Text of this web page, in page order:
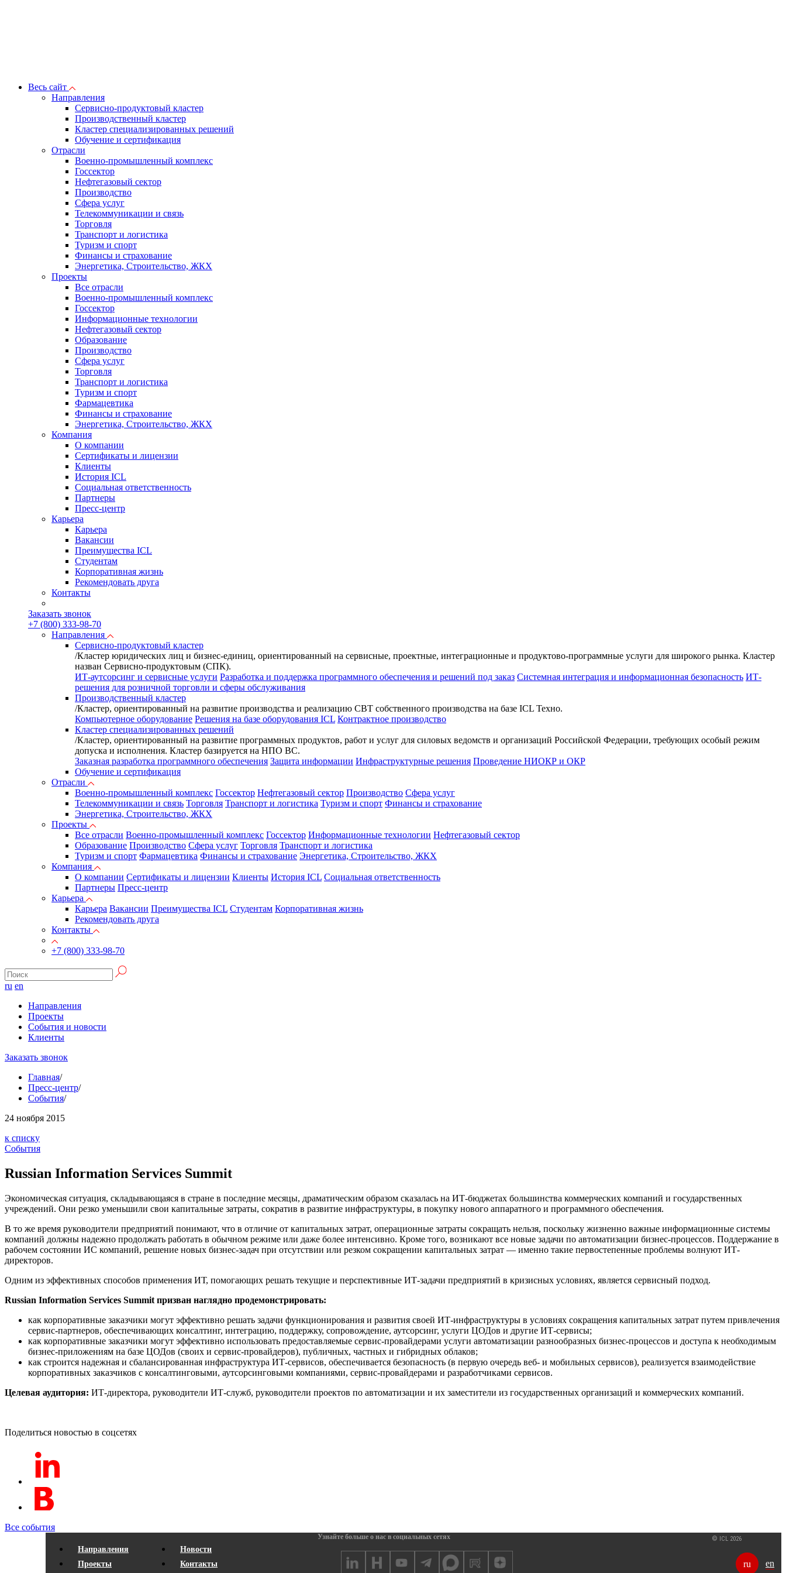
Весь сайт
Направления
Сервисно-продуктовый кластер
Производственный кластер
Кластер специализированных решений
Обучение и сертификация
Отрасли
Военно-промышленный комплекс
Госсектор
Нефтегазовый сектор
Производство
Сфера услуг
Телекоммуникации и связь
Торговля
Транспорт и логистика
Туризм и спорт
Финансы и страхование
Энергетика, Строительство, ЖКХ
Проекты
Все отрасли
Военно-промышленный комплекс
Госсектор
Информационные технологии
Нефтегазовый сектор
Образование
Производство
Сфера услуг
Торговля
Транспорт и логистика
Туризм и спорт
Фармацевтика
Финансы и страхование
Энергетика, Строительство, ЖКХ
Компания
О компании
Сертификаты и лицензии
Клиенты
История ICL
Социальная ответственность
Партнеры
Пресс-центр
Карьера
Карьера
Вакансии
Преимущества ICL
Студентам
Корпоративная жизнь
Рекомендовать друга
Контакты
Заказать звонок
+7 (800) 333-98-70
Направления
Сервисно-продуктовый кластер
/Кластер юридических лиц и бизнес-единиц, ориентированный на сервисные, проектные, интеграционные и продуктово-программные услуги для широкого рынка. Кластер
назван Сервисно-продуктовым (СПК).
ИТ-аутсорсинг и сервисные услуги Разработка и поддержка программного обеспечения и решений под заказ Системная интеграция и информационная безопасность ИТ-
решения для розничной торговли и сферы обслуживания
Производственный кластер
/Кластер, ориентированный на развитие производства и реализацию СВТ собственного производства на базе ICL Техно.
Компьютерное оборудование Решения на базе оборудования ICL Контрактное производство
Кластер специализированных решений
/Кластер, ориентированный на развитие программных продуктов, работ и услуг для силовых ведомств и организаций Российской Федерации, требующих особый режим
допуска и исполнения. Кластер базируется на НПО ВС.
Заказная разработка программного обеспечения Защита информации Инфраструктурные решения Проведение НИОКР и ОКР
Обучение и сертификация
Отрасли
Военно-промышленный комплекс Госсектор Нефтегазовый сектор Производство Сфера услуг
Телекоммуникации и связь Торговля Транспорт и логистика Туризм и спорт Финансы и страхование
Энергетика, Строительство, ЖКХ
Проекты
Все отрасли Военно-промышленный комплекс Госсектор Информационные технологии Нефтегазовый сектор
Образование Производство Сфера услуг Торговля Транспорт и логистика
Туризм и спорт Фармацевтика Финансы и страхование Энергетика, Строительство, ЖКХ
Компания
О компании Сертификаты и лицензии Клиенты История ICL Социальная ответственность
Партнеры Пресс-центр
Карьера
Карьера Вакансии Преимущества ICL Студентам Корпоративная жизнь
Рекомендовать друга
Контакты
+7 (800) 333-98-70
ru en
Направления
Проекты
События и новости
Клиенты
Заказать звонок
Главная/
Пресс-центр/
События/
24 ноября 2015
к списку
События
Russian Information Services Summit
Экономическая ситуация, складывающаяся в стране в последние месяцы, драматическим образом сказалась на ИТ-бюджетах большинства коммерческих компаний и государственных
учреждений. Они резко уменьшили свои капитальные затраты, сократив в развитие инфраструктуры, в покупку нового аппаратного и программного обеспечения.
В то же время руководители предприятий понимают, что в отличие от капитальных затрат, операционные затраты сокращать нельзя, поскольку жизненно важные информационные системы
компаний должны надежно продолжать работать в обычном режиме или даже более интенсивно. Кроме того, возникают все новые задачи по автоматизации бизнес-процессов. Поддержание в
рабочем состоянии ИС компаний, решение новых бизнес-задач при отсутствии или резком сокращении капитальных затрат — именно такие первостепенные проблемы волнуют ИТ-
директоров.
Одним из эффективных способов применения ИТ, помогающих решать текущие и перспективные ИТ-задачи предприятий в кризисных условиях, является сервисный подход.
Russian Information Services Summit призван наглядно продемонстрировать:
как корпоративные заказчики могут эффективно решать задачи функционирования и развития своей ИТ-инфраструктуры в условиях сокращения капитальных затрат путем привлечения
сервис-партнеров, обеспечивающих консалтинг, интеграцию, поддержку, сопровождение, аутсорсинг, услуги ЦОДов и другие ИТ-сервисы;
как корпоративные заказчики могут эффективно использовать предоставляемые сервис-провайдерами услуги автоматизации разнообразных бизнес-процессов и доступа к необходимым
бизнес-приложениям на базе ЦОДов (своих и сервис-провайдеров), публичных, частных и гибридных облаков;
как строится надежная и сбалансированная инфраструктура ИТ-сервисов, обеспечивается безопасность (в первую очередь веб- и мобильных сервисов), реализуется взаимодействие
корпоративных заказчиков с консалтинговыми, аутсорсинговыми компаниями, сервис-провайдерами и разработчиками сервисов.
Целевая аудитория: ИТ-директора, руководители ИТ-служб, руководители проектов по автоматизации и их заместители из государственных организаций и коммерческих компаний.
Поделиться новостью в соцсетях
Все события
Направления
Проекты
Новости
Контакты
Узнайте больше о нас в социальных сетях © ICL 2026
ru en